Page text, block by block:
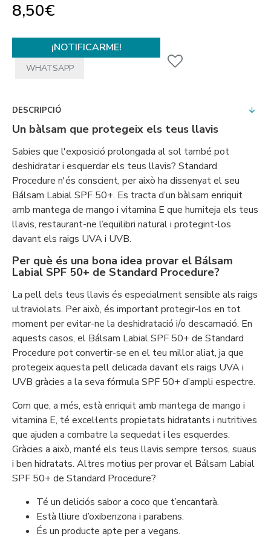
8,50€
¡NOTIFICARME!
WHATSAPP
DESCRIPCIÓ
Un bàlsam que protegeix els teus llavis
Sabies que l'exposició prolongada al sol també pot
deshidratar i esquerdar els teus llavis? Standard
Procedure n'és conscient, per això ha dissenyat el seu
Bálsam Labial SPF 50+. Es tracta d’un bàlsam enriquit
amb mantega de mango i vitamina E que humiteja els teus
llavis, restaurant-ne l’equilibri natural i protegint-los
davant els raigs UVA i UVB.
Per què és una bona idea provar el Bálsam
Labial SPF 50+ de Standard Procedure?
La pell dels teus llavis és especialment sensible als raigs
ultraviolats. Per això, és important protegir-los en tot
moment per evitar-ne la deshidratació i/o descamació. En
aquests casos, el Bálsam Labial SPF 50+ de Standard
Procedure pot convertir-se en el teu millor aliat, ja que
protegeix aquesta pell delicada davant els raigs UVA i
UVB gràcies a la seva fórmula SPF 50+ d’ampli espectre.
Com que, a més, està enriquit amb mantega de mango i
vitamina E, té excel·lents propietats hidratants i nutritives
que ajuden a combatre la sequedat i les esquerdes.
Gràcies a això, manté els teus llavis sempre tersos, suaus
i ben hidratats. Altres motius per provar el Bálsam Labial
SPF 50+ de Standard Procedure?
Té un deliciós sabor a coco que t’encantarà.
Està lliure d’oxibenzona i parabens.
És un producte apte per a vegans.